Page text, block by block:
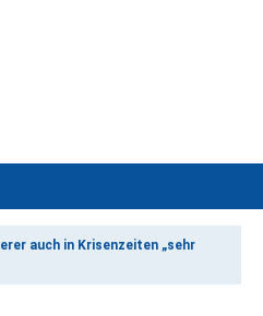
auch in Krisenzeiten „sehr